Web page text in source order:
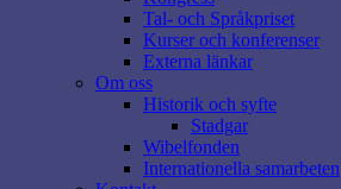
Tal- och Språkpriset
Kurser och konferenser
Externa länkar
Om oss
Historik och syfte
Stadgar
Wibelfonden
Internationella samarbeten